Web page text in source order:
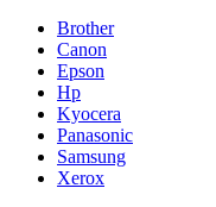
Brother
Canon
Epson
Hp
Kyocera
Panasonic
Samsung
Xerox